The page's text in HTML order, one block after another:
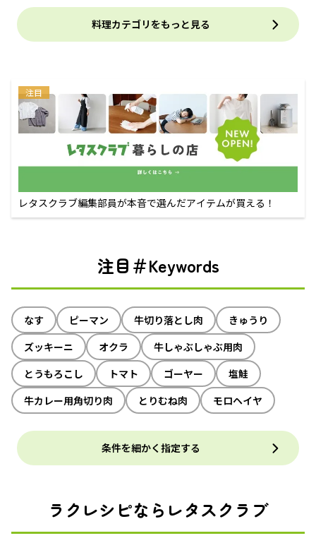
料理カテゴリをもっと見る
注目
レタスクラブ編集部員が本音で選んだアイテムが買える！
注目＃Keywords
なす ピーマン 牛切り落とし肉
きゅうり
ズッキーニ
オクラ
牛しゃぶしゃぶ用肉
とうもろこし
トマト ゴーヤー
塩鮭
牛カレー用角切り肉
とりむね肉 モロヘイヤ
条件を細かく指定する
ラクレシピならレタスクラブ